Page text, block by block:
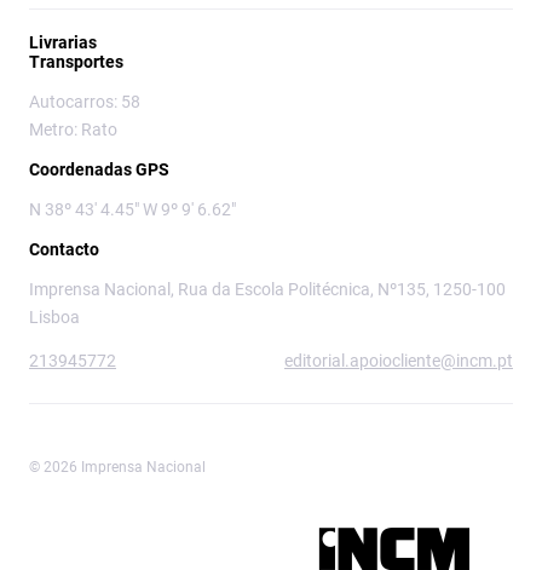
Livrarias
Transportes
Autocarros: 58
Metro: Rato
Coordenadas GPS
N 38º 43' 4.45" W 9º 9' 6.62"
Contacto
Imprensa Nacional, Rua da Escola Politécnica, Nº135, 1250-100
Lisboa
213945772 editorial.apoiocliente@incm.pt
© 2026 Imprensa Nacional